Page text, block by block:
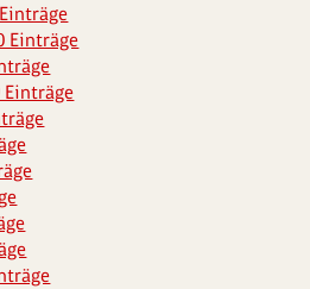
Einträge
Einträge